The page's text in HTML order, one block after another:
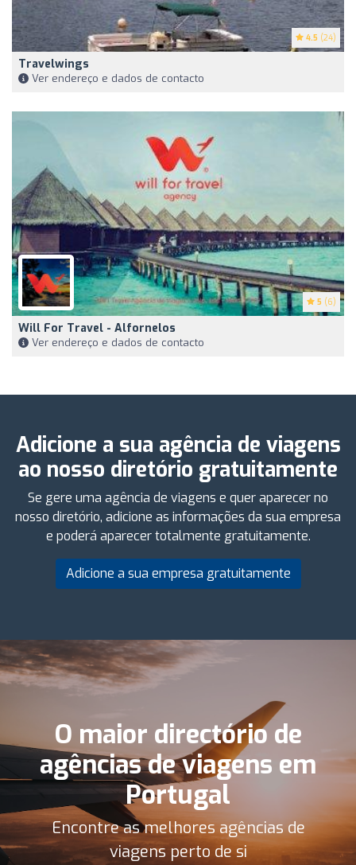
4.5 (24)
Travelwings
Ver endereço e dados de contacto
5 (6)
Will For Travel - Alfornelos
Ver endereço e dados de contacto
Adicione a sua agência de viagens
ao nosso diretório gratuitamente
Se gere uma agência de viagens e quer aparecer no
nosso diretório, adicione as informações da sua empresa
e poderá aparecer totalmente gratuitamente.
Adicione a sua empresa gratuitamente
O maior directório de
agências de viagens em
Portugal
Encontre as melhores agências de
viagens perto de si